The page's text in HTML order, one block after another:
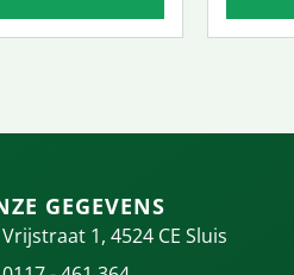
GEGEVENS
Vrijstraat 1, 4524 CE Sluis